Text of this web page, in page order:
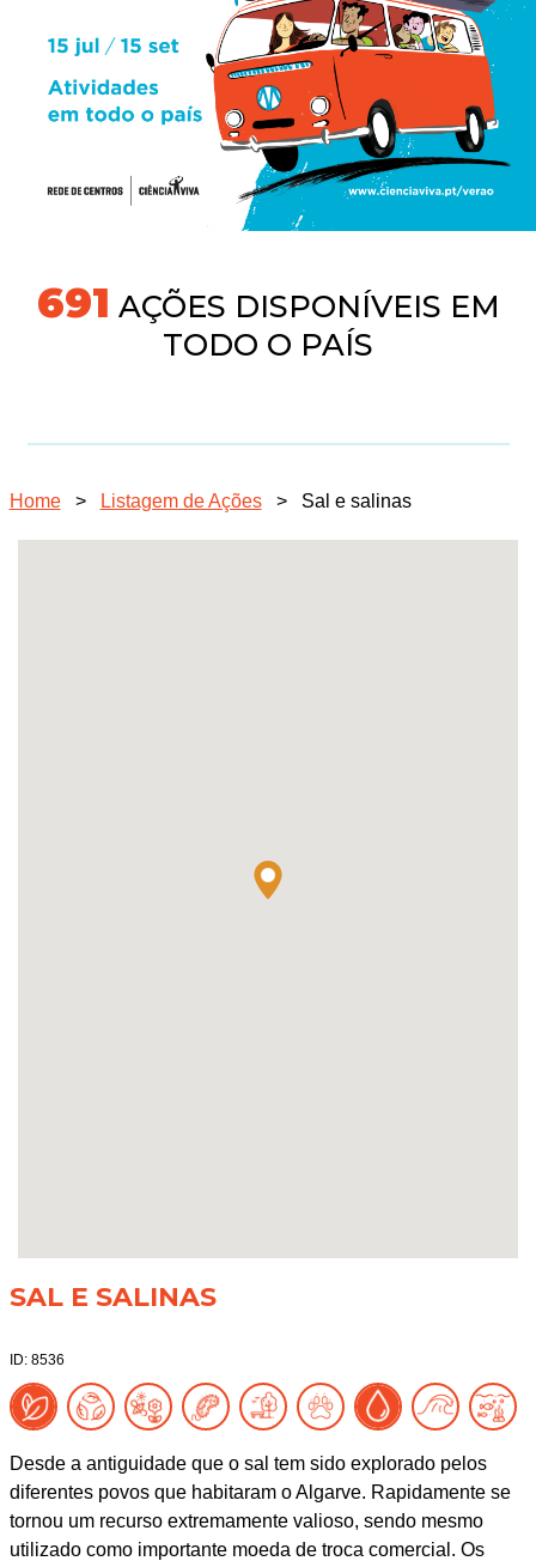
718 AÇÕES DISPONÍVEIS EM
TODO O PAÍS
Home > Listagem de Ações > Sal e salinas
SAL E SALINAS
ID: 8536
Desde a antiguidade que o sal tem sido explorado pelos
diferentes povos que habitaram o Algarve. Rapidamente se
tornou um recurso extremamente valioso, sendo mesmo
utilizado como importante moeda de troca comercial. Os